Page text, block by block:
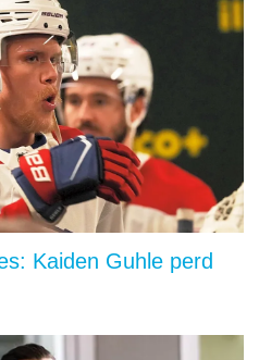
Kaiden Guhle perd